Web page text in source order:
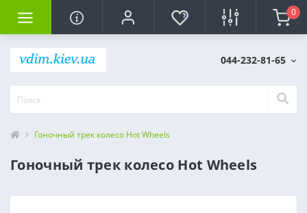
0
044-232-81-65
Гоночный трек колесо Hot Wheels
Гоночный трек колесо Hot Wheels